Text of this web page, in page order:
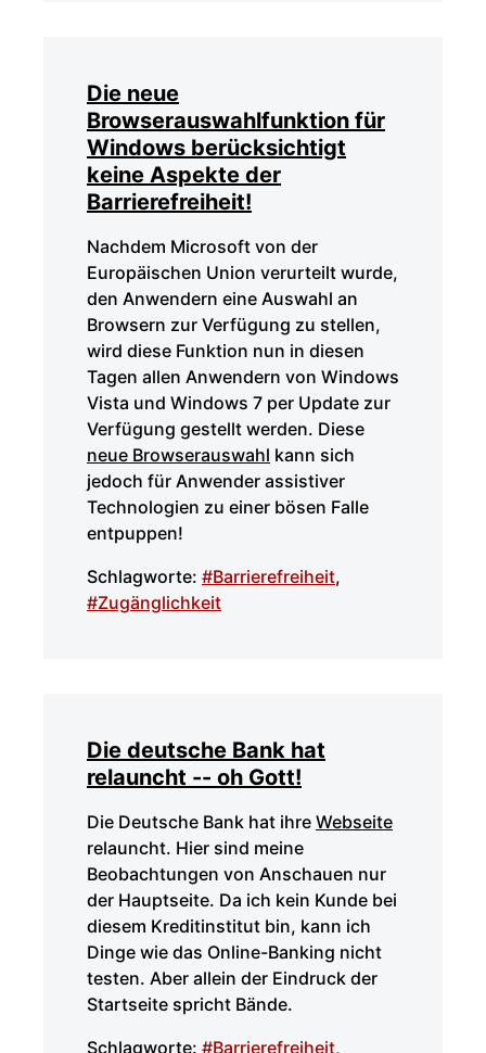
Die neue
Browserauswahlfunktion für
Windows berücksichtigt
keine Aspekte der
Barrierefreiheit!
Nachdem Microsoft von der
Europäischen Union verurteilt wurde,
den Anwendern eine Auswahl an
Browsern zur Verfügung zu stellen,
wird diese Funktion nun in diesen
Tagen allen Anwendern von Windows
Vista und Windows 7 per Update zur
Verfügung gestellt werden. Diese
neue Browserauswahl kann sich
jedoch für Anwender assistiver
Technologien zu einer bösen Falle
entpuppen!
Schlagworte: #Barrierefreiheit,
#Zugänglichkeit
Die deutsche Bank hat
relauncht -- oh Gott!
Die Deutsche Bank hat ihre Webseite
relauncht. Hier sind meine
Beobachtungen von Anschauen nur
der Hauptseite. Da ich kein Kunde bei
diesem Kreditinstitut bin, kann ich
Dinge wie das Online-Banking nicht
testen. Aber allein der Eindruck der
Startseite spricht Bände.
Schlagworte: #Barrierefreiheit,